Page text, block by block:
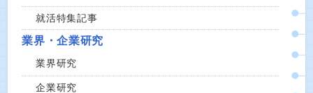
就活特集記事
業界・企業研究
業界研究
企業研究